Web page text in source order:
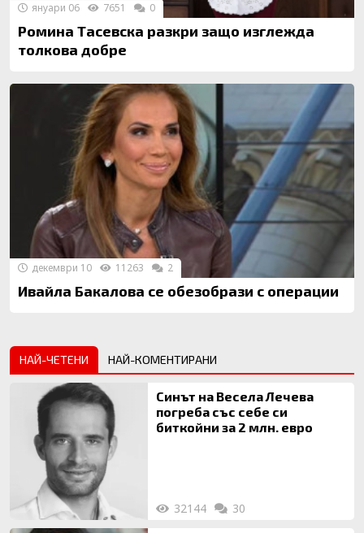
Ромина Тасевска разкри защо изглежда
толкова добре
януари 06 7651 0
Ивайла Бакалова се обезобрази с операции
декември 10 11263 2
НАЙ-ЧЕТЕНИ НАЙ-КОМЕНТИРАНИ
Синът на Весела Лечева
погреба със себе си
биткойни за 2 млн. евро
32144 30